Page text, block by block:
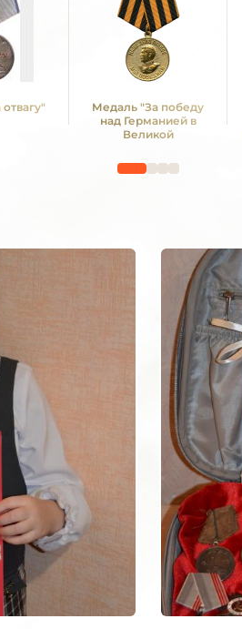
Медаль "За победу
над Германией в
Великой
1941 -1945 гг."